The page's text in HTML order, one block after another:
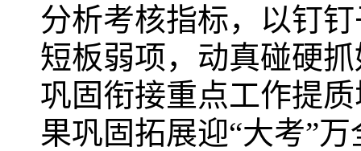
分析考核指标，以钉
短板弱项，动真碰硬
巩固衔接重点工作提
果巩固拓展迎“大考”